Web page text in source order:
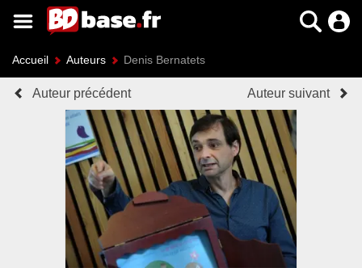
Accueil Auteurs Denis Bernatets
Auteur précédent Auteur suivant